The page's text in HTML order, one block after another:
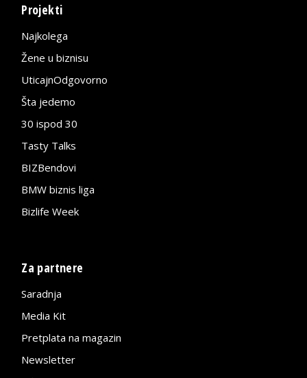
Projekti
Najkolega
Žene u biznisu
UticajnOdgovorno
Šta jedemo
30 ispod 30
Tasty Talks
BIZBendovi
BMW biznis liga
Bizlife Week
Za partnere
Saradnja
Media Kit
Pretplata na magazin
Newsletter